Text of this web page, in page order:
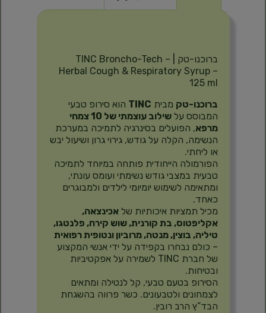
ברוכנו-טק | TINC Broncho-Tech –
Herbal Cough & Respiratory Syrup –
125 ml
ברוכנו-טק מבית TINC הוא סירופ טבעי
המבוסס על
שילוב עוצמתי של 10 צמחי
מרפא, הפועלים בסינרגיה לתמיכה במערכת
הנשימה, הקלה על גודש, גירוי גרון ושיעול יבש
או ליחתי.
הפורמולה הייחודית פותחה במיוחד לתמיכה
טבעית במצבי גודש נשימתי ועומס עונתי,
ומתאימה לשימוש יומיומי לילדים ולמבוגרים
כאחד.
מכיל תמציות איכותיות שלאכינצאה,
אקליפטוס, בת קורנית, שוש קירח, פלנטגו,
טיליה, בוצין, מנטה, מרוביון ונטופית רפואית
– כולם נבחרו בקפידה על ידי אנשי המקצוע
של חברת TINC לשמירה על אפקטיביות
ובטיחות.
הסירופ בטעם טבעי, קל לנטילה ומתאים
לצמחונים ולטבעונים. כשר פרווה בהשגחת
הבד”ץ הרב רובין.